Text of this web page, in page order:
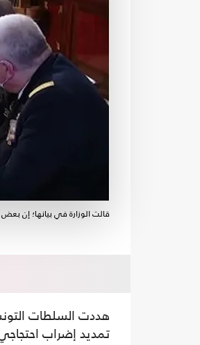
قالت الوزارة في بيانها؛ إن
هددت السلطات
تمديد إضراب